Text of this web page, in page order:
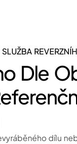
SLUŽBA
Dle
dílu